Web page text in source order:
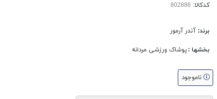
کدکالا:
برند: آندر آرمور
بخشها :پوشاک ورزشی مردانه
ناموجود